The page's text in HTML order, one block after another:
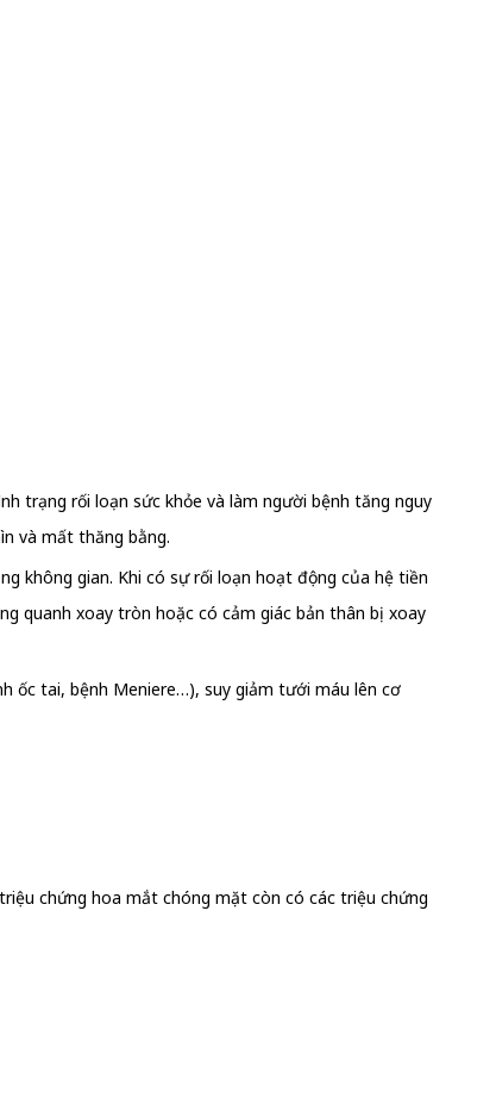
trạng rối loạn sức khỏe và làm người bệnh tăng nguy
và mất thăng bằng.
không gian. Khi có sự rối loạn hoạt động của hệ tiền
quanh xoay tròn hoặc có cảm giác bản thân bị xoay
ốc tai, bệnh Meniere…), suy giảm tưới máu lên cơ
chứng hoa mắt chóng mặt còn có các triệu chứng